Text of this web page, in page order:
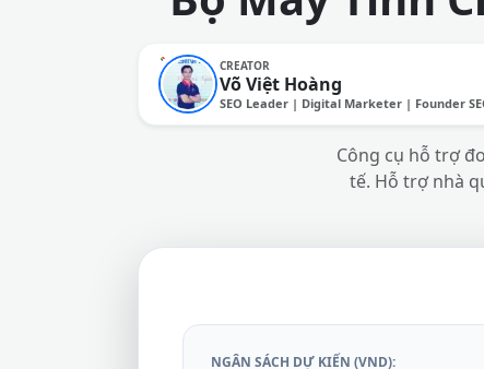
CREATOR
Võ Việt Hoàng
SEO Leader | Digital Marketer | Founder
Công cụ hỗ trợ
tế. Hỗ trợ nhà
NGÂN SÁCH DỰ KIẾN (VND):